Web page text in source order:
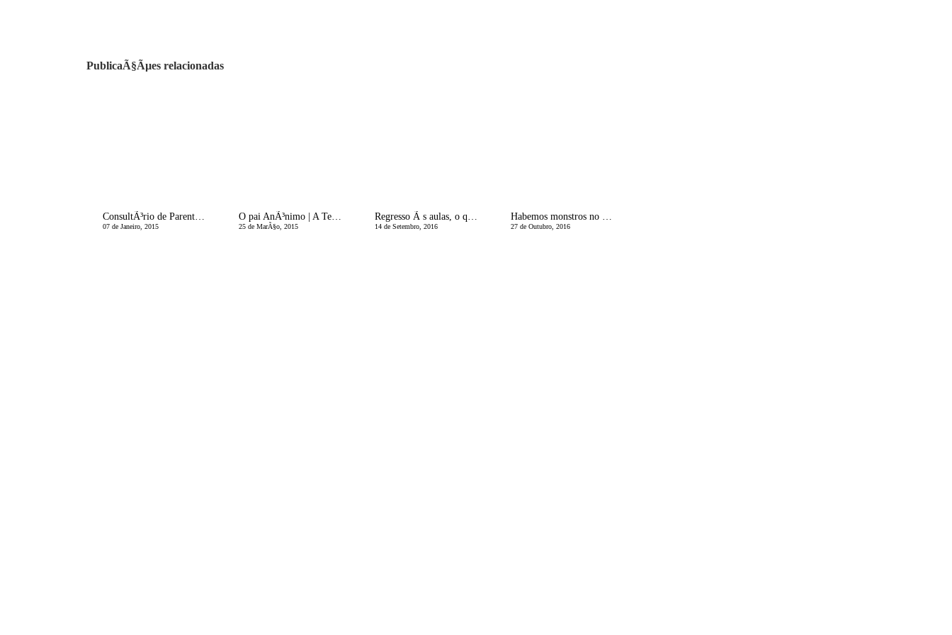
PublicaÃ§Ãµes relacionadas
ConsultÃ³rio de Parentalidade | NÃ£o Sei Como Lidar com a Minha Filha
07 de Janeiro, 2015
O pai AnÃ³nimo | A Tempestade Perfeita - A Sequela
25 de MarÃ§o, 2015
Regresso Ã s aulas, o que vestir?
14 de Setembro, 2016
Habemos monstros no Halloween!
27 de Outubro, 2016